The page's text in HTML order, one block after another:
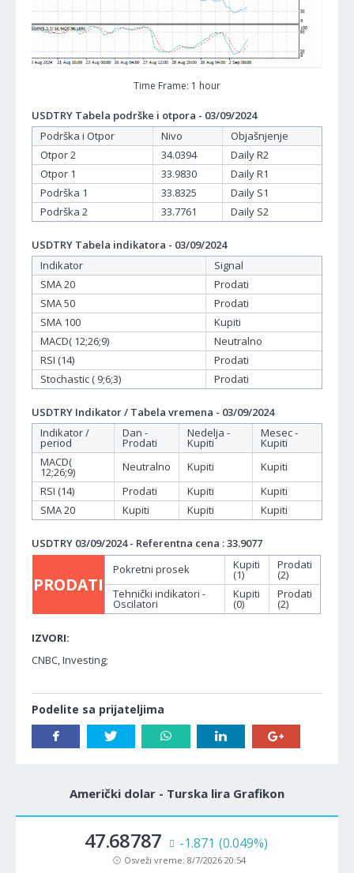
Time Frame: 1 hour
USDTRY Tabela podrške i otpora - 03/09/2024
Podrška i Otpor
Nivo
Objašnjenje
Otpor 2
34.0394
Daily R2
Otpor 1
33.9830
Daily R1
Podrška 1
33.8325
Daily S1
Podrška 2
33.7761 Daily S2
USDTRY Tabela indikatora - 03/09/2024
Indikator
Signal
SMA 20
Prodati
SMA 50
Prodati
SMA 100
Kupiti
MACD( 12;26;9)
Neutralno
RSI (14)
Prodati
Stochastic ( 9;6;3)
Prodati
USDTRY Indikator / Tabela vremena - 03/09/2024
Indikator /
period
Dan -
Prodati
Nedelja -
Kupiti
Mesec -
Kupiti
MACD(
12;26;9) Neutralno Kupiti
Kupiti
RSI (14)
Prodati Kupiti
Kupiti
SMA 20
Kupiti Kupiti Kupiti
USDTRY 03/09/2024 - Referentna cena : 33.9077
PRODATI
Pokretni prosek Kupiti
(1)
Prodati
(2)
Tehnički indikatori -
Oscilatori
Kupiti
(0)
Prodati
(2)
IZVORI:
CNBC, Investing;
Podelite sa prijateljima
Američki dolar - Turska lira Grafikon
47.68787 -1.871 (0.049%)
Osveži vreme: 8/7/2026 20:54